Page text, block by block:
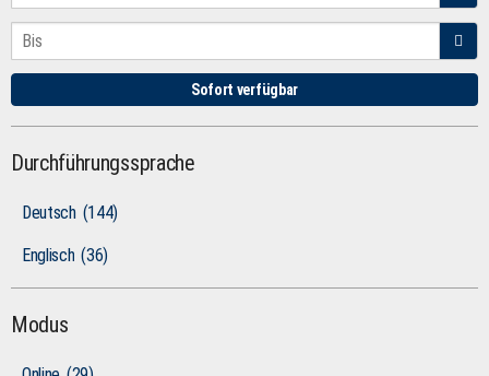
Sofort verfügbar
Durchführungssprache
Deutsch (144)
Englisch (36)
Modus